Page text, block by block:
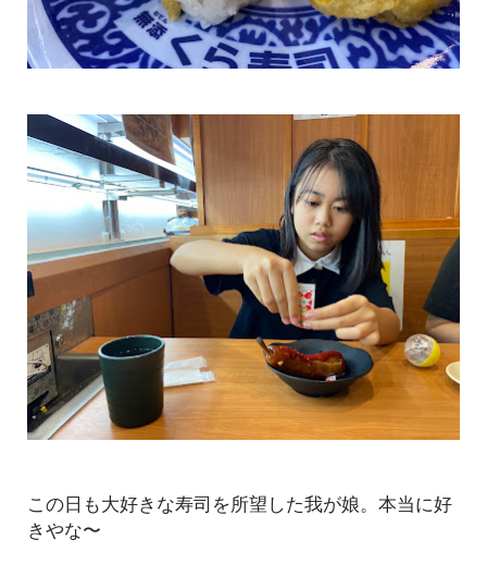
この日も大好きな寿司を所望した我が娘。本当に好
きやな〜